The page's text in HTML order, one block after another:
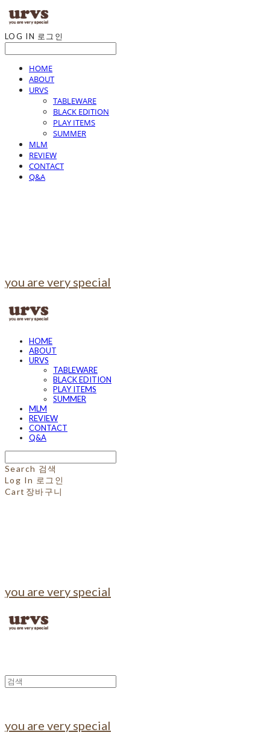
LOG IN 로그인
HOME
ABOUT
URVS
TABLEWARE
BLACK EDITION
PLAY ITEMS
SUMMER
MLM
REVIEW
CONTACT
Q&A
you are very special
HOME
ABOUT
URVS
TABLEWARE
BLACK EDITION
PLAY ITEMS
SUMMER
MLM
REVIEW
CONTACT
Q&A
Search 검색
Log In 로그인
Cart 장바구니
you are very special
you are very special